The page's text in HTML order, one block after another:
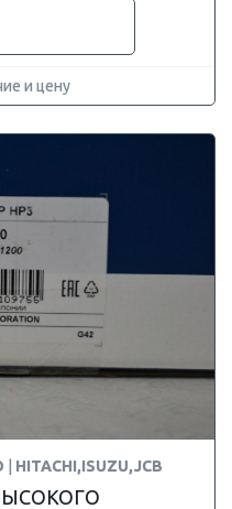
и цену
HITACHI,ISUZU,JCB